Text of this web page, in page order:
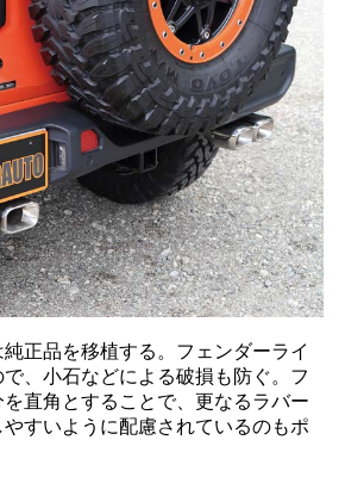
正品を移植する。フェンダーライ
、小石などによる破損も防ぐ。フ
直角とすることで、更なるラバー
すいように配慮されているのもポ